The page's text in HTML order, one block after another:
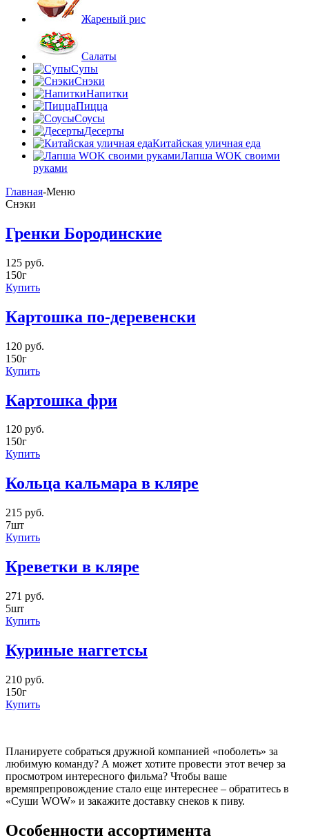
Жареный рис
Салаты
Супы
Снэки
Напитки
Пицца
Соусы
Десерты
Китайская уличная еда
Лапша WOK своими
руками
Главная-Меню
Снэки
Гренки Бородинские
125 руб.
150г
Купить
Картошка по-деревенски
120 руб.
150г
Купить
Картошка фри
120 руб.
150г
Купить
Кольца кальмара в кляре
215 руб.
7шт
Купить
Креветки в кляре
271 руб.
5шт
Купить
Куриные наггетсы
210 руб.
150г
Купить
Планируете собраться дружной компанией «поболеть» за
любимую команду? А может хотите провести этот вечер за
просмотром интересного фильма? Чтобы ваше
времяпрепровождение стало еще интереснее – обратитесь в
«Суши WOW» и закажите доставку снеков к пиву.
Особенности ассортимента